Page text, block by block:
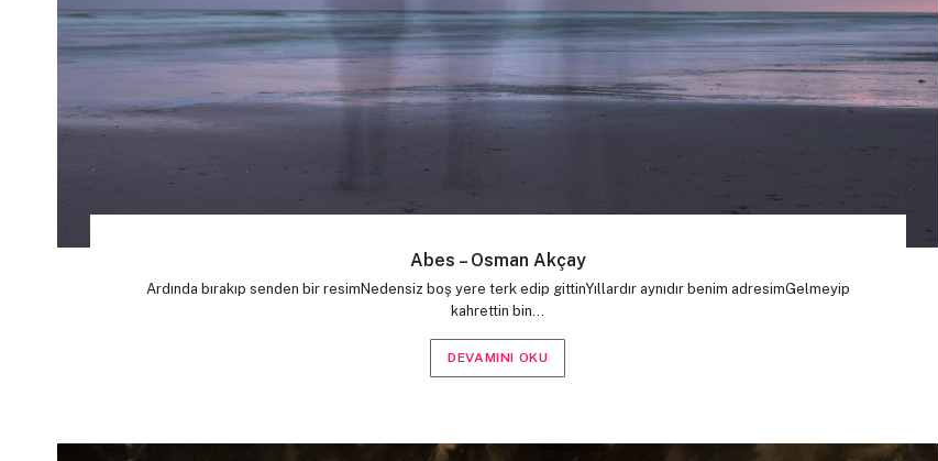
Abes – Osman Akçay
Ardında bırakıp senden bir resimNedensiz boş yere terk edip gittinYıllardır aynıdır benim adresimGelmeyip
kahrettin bin…
DEVAMINI OKU